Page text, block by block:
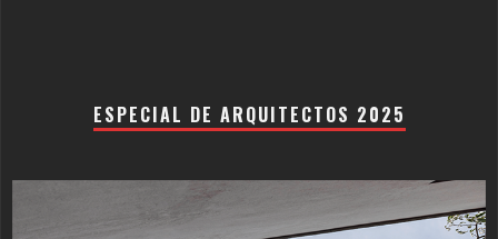
ESPECIAL DE ARQUITECTOS 2025